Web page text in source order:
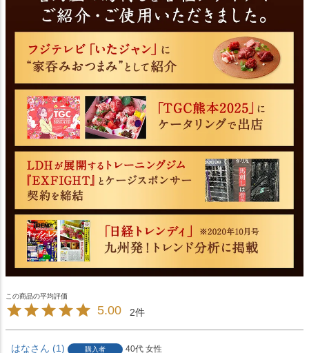
5.00 2
はな 1 購入者 40代 女性